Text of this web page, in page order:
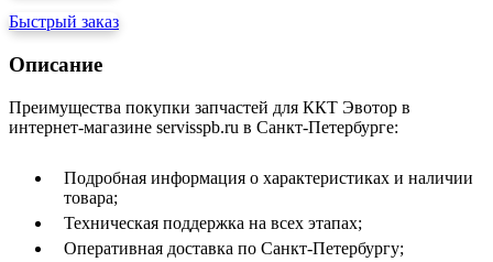
Быстрый заказ
Описание
Преимущества покупки запчастей для ККТ Эвотор в
интернет-магазине servisspb.ru в Санкт-Петербурге:
Подробная информация о характеристиках и наличии
товара;
Техническая поддержка на всех этапах;
Оперативная доставка по Санкт-Петербургу;